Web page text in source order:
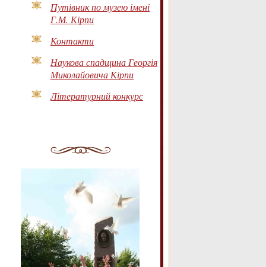
Путівник по музею імені
Г.М. Кірпи
Контакти
Наукова спадщина Георгія
Миколайовича Кірпи
Літературний конкурс